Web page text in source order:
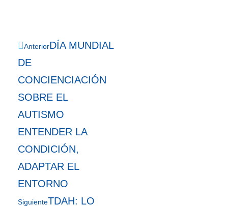
AnteriorDÍA MUNDIAL
DE
CONCIENCIACIÓN
SOBRE EL
AUTISMO
ENTENDER LA
CONDICIÓN,
ADAPTAR EL
ENTORNO
SiguienteTDAH: LO